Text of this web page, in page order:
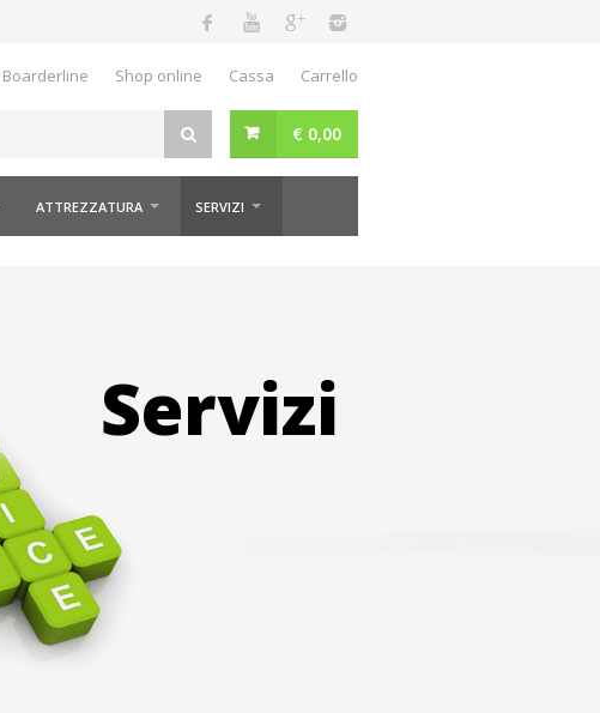
Boarderline Shop online Cassa Carrello
€0,00
ATTREZZATURA SERVIZI
Servizi